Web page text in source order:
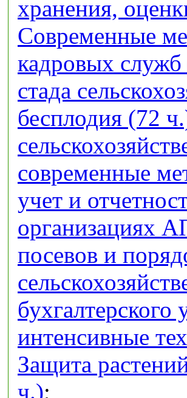
хранения,
Современные
кадровых
стада
бесплодия (72
современные
учет и
организациях
посевов и
бухгалтерского
интенсивные
Защита
ч.);